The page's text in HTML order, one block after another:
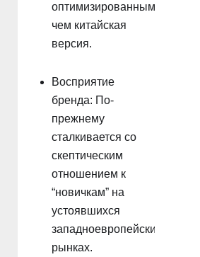
оптимизированными,
чем китайская
версия.
Восприятие
бренда: По-
прежнему
сталкивается со
скептическим
отношением к
“новичкам” на
устоявшихся
западноевропейских
рынках.